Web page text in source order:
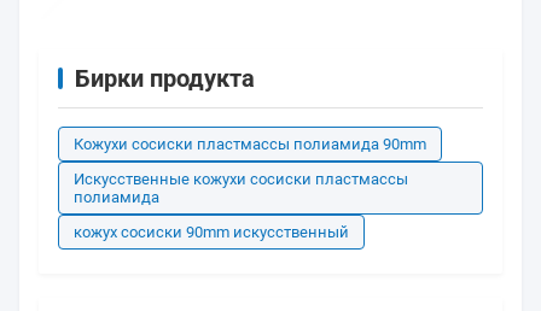
Бирки продукта
Кожухи сосиски пластмассы полиамида 90mm
Искусственные кожухи сосиски пластмассы
полиамида
кожух сосиски 90mm искусственный